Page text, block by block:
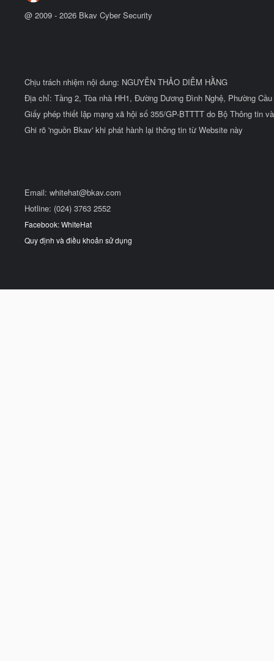
@ 2009 - 2026 Bkav Cyber Security
Chịu trách nhiệm nội dung: NGUYỄN THẢO DIỄM HẰNG
Địa chỉ: Tầng 2, Tòa nhà HH1, Đường Dương Đình Nghệ, Phường
Giấy phép thiết lập mạng xã hội số 355/GP-BTTTT do Bộ Thông tin
Ghi rõ 'nguồn Bkav' khi phát hành lại thông tin từ Website này
Email: whitehat@bkav.com
Hotline: (024) 3763 2552
Facebook: WhiteHat
Quy định và điều khoản sử dụng